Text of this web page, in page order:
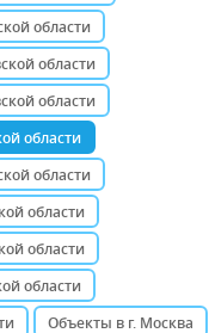
области
области
области
области
области
области
области
области
Объекты в г. Москва